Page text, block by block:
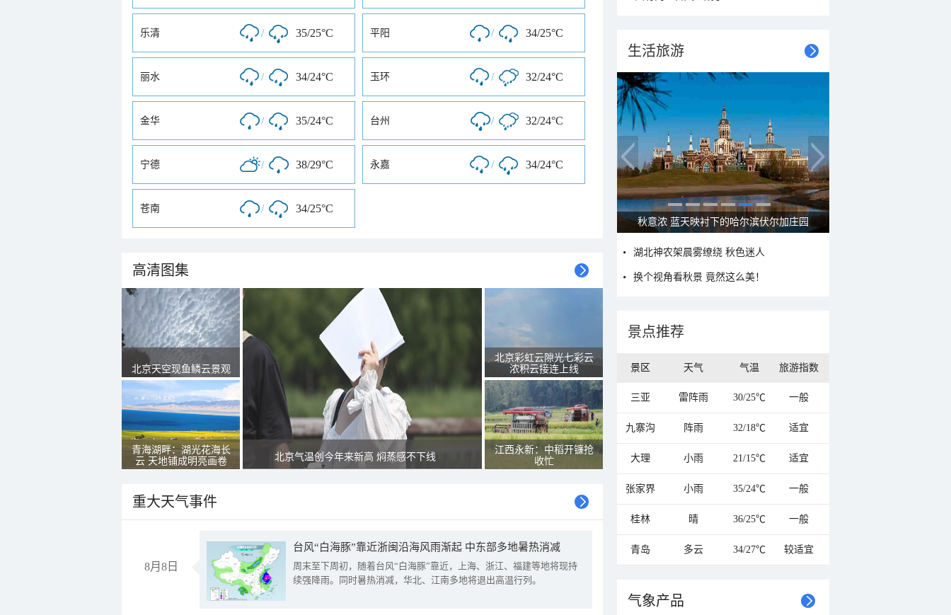
乐清 / 35/25°C 平阳 / 34/25°C
丽水 / 34/24°C 玉环 / 32/24°C
金华 / 35/24°C 台州 / 32/24°C
宁德 / 38/29°C 永嘉 / 34/24°C
苍南 / 34/25°C
高清图集
北京天空现鱼鳞云景观
青海湖畔：湖光花海长
云 天地铺成明亮画卷
北京气温创今年来新高 焖蒸感不下线
北京彩虹云隙光七彩云
浓积云接连上线
江西永新：中稻开镰抢
收忙
重大天气事件
8月8日
台风“白海豚”靠近浙闽沿海风雨渐起 中东部多地暑热消减
周末至下周初，随着台风“白海豚”靠近，上海、浙江、福建等地将现持
续强降雨。同时暑热消减，华北、江南多地将退出高温行列。
生活旅游
秋意浓 蓝天映衬下的哈尔滨伏尔加庄园
湖北神农架晨雾缭绕 秋色迷人
换个视角看秋景 竟然这么美！
景点推荐
景区 天气 气温 旅游指数
三亚 雷阵雨 30/25℃ 一般
九寨沟 阵雨 32/18℃ 适宜
大理 小雨 21/15℃ 适宜
张家界 小雨 35/24℃ 一般
桂林 晴 36/25℃ 一般
青岛 多云 34/27℃ 较适宜
气象产品